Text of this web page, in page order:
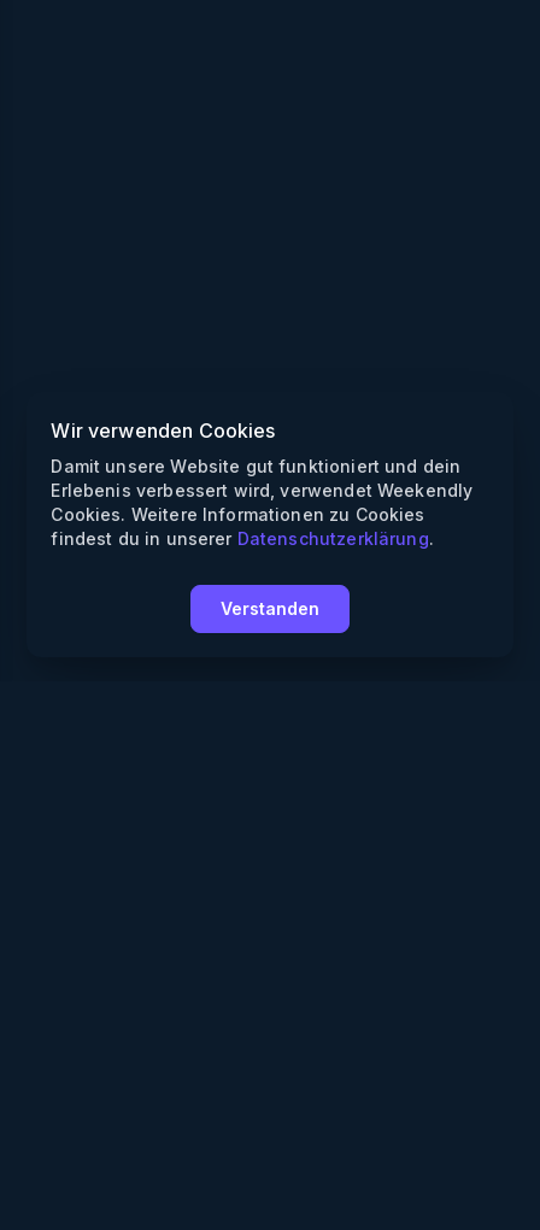
Wir verwenden Cookies
Damit unsere Website gut funktioniert und dein
Erlebenis verbessert wird, verwendet Weekendly
Cookies. Weitere Informationen zu Cookies
findest du in unserer Datenschutzerklärung.
Verstanden